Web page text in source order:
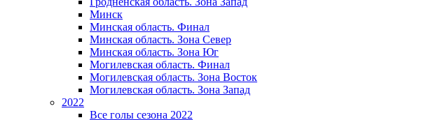
Минск
Минская область. Финал
Минская область. Зона Север
Минская область. Зона Юг
Могилевская область. Финал
Могилевская область. Зона Восток
Могилевская область. Зона Запад
2022
Все голы сезона 2022